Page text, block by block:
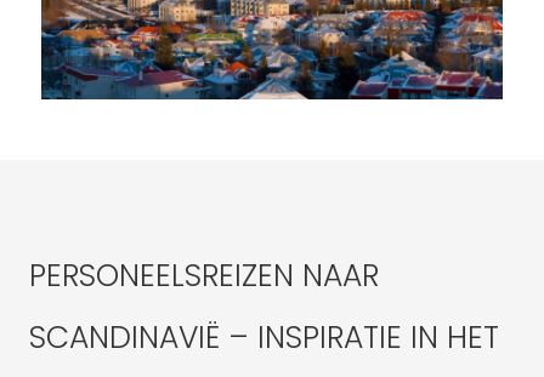
PERSONEELSREIZEN NAAR
SCANDINAVIË – INSPIRATIE IN HET